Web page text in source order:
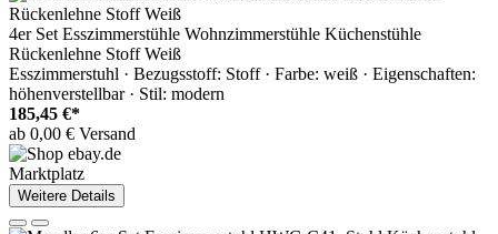
4er Set Esszimmerstühle Wohnzimmerstühle Küchenstühle
Rückenlehne Stoff Weiß
Esszimmerstuhl · Bezugsstoff: Stoff · Farbe: weiß · Eigenschaften:
höhenverstellbar · Stil: modern
185,45 €*
ab 0,00 € Versand
Marktplatz
Weitere Details